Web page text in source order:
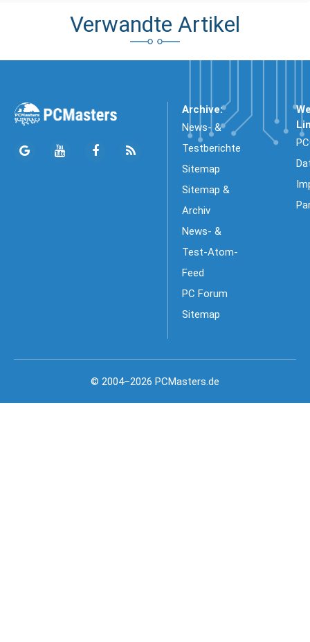
Verwandte Artikel
Archive:
News- &
Testberichte
Sitemap
Sitemap &
Archiv
News- &
Test-Atom-
Feed
PC Forum
Sitemap
© 2004–2026 PCMasters.de